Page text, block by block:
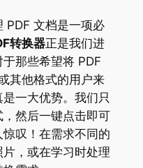
PDF 文档是一项必
转换器正是我们进
那些希望将 PDF
其他格式的用户来
一大优势。我们只
然后一键点击即可
叹！在需求不同的
，或在学习时处理